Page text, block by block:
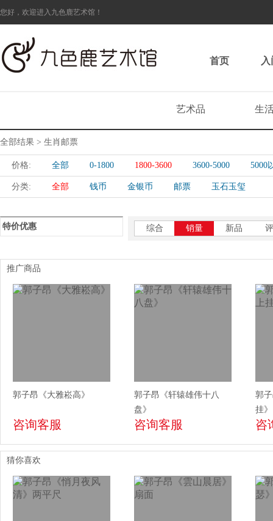
您好，欢迎进入九色鹿艺术馆！
首页
艺术品 生
全部结果 > 生肖邮票
价格: 全部 0-1800 1800-3600 3600-5000 5000
分类: 全部 钱币 金银币 邮票 玉石玉玺
特价优惠 综合 销量 新品
推广商品
郭子昂《大雅崧高》
咨询客服
郭子昂《轩辕雄伟十八
盘》
咨询客服
郭
挂》
咨
猜你喜欢